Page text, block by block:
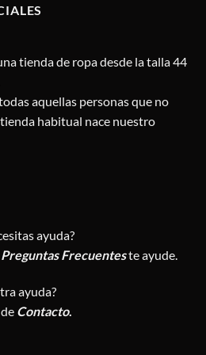
tienda de ropa desde la talla 44
aquellas personas que no
habitual nace nuestro
ayuda?
Preguntas Frecuenteste ayude.
ayuda?
Contacto.